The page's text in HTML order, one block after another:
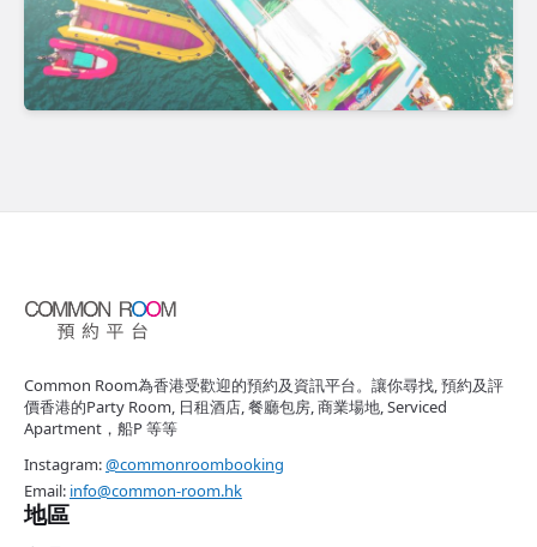
Common Room為香港受歡迎的預約及資訊平台。讓你尋找, 預約及評
價香港的Party Room, 日租酒店, 餐廳包房, 商業場地, Serviced
Apartment，船P 等等
Instagram:@commonroombooking
Email: info@common-room.hk
地區